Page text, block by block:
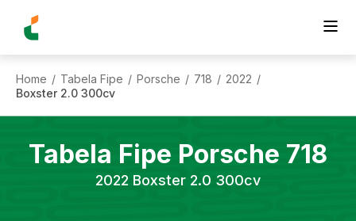
Home / Tabela Fipe / Porsche / 718 / 2022 /
Boxster 2.0 300cv
Tabela Fipe Porsche 718
2022 Boxster 2.0 300cv